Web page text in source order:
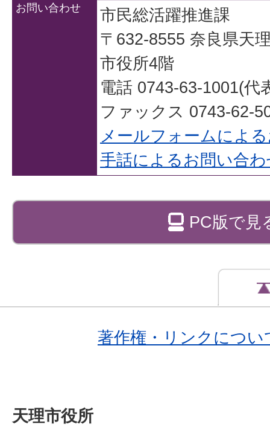
お問い合わせ
市民総活躍推進課
〒632-8555 奈良県天
市役所4階
電話 0743-63-1001(代
ファックス 0743-62-
メールフォームによ
手話によるお問い合
PC版で見
著作権・リンクについ
天理市役所